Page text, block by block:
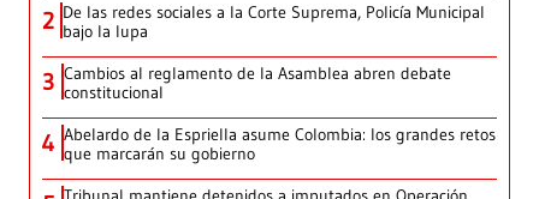
2 De las redes sociales a la Corte Suprema, Policía Municipal
bajo la lupa
3 Cambios al reglamento de la Asamblea abren debate
constitucional
4 Abelardo de la Espriella asume Colombia: los grandes retos
que marcarán su gobierno